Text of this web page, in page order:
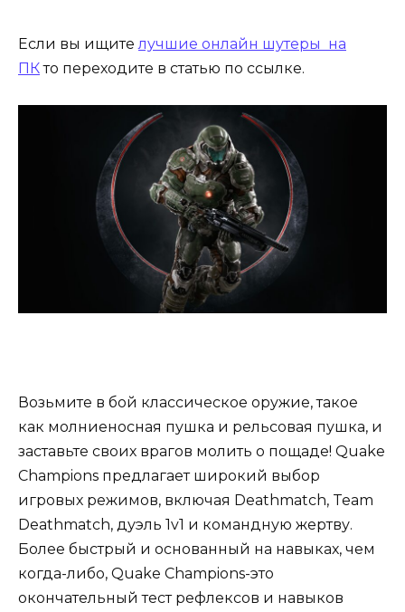
Если вы ищителучшие онлайн шутеры на
ПКто переходите в статью по ссылке.
Возьмите в бой классическое оружие, такое
как молниеносная пушка и рельсовая пушка, и
заставьте своих врагов молить о пощаде! Quake
Champions предлагает широкий выбор
игровых режимов, включая Deathmatch, Team
Deathmatch, дуэль 1v1 и командную жертву.
Более быстрый и основанный на навыках, чем
когда-либо, Quake Champions-это
окончательный тест рефлексов и навыков